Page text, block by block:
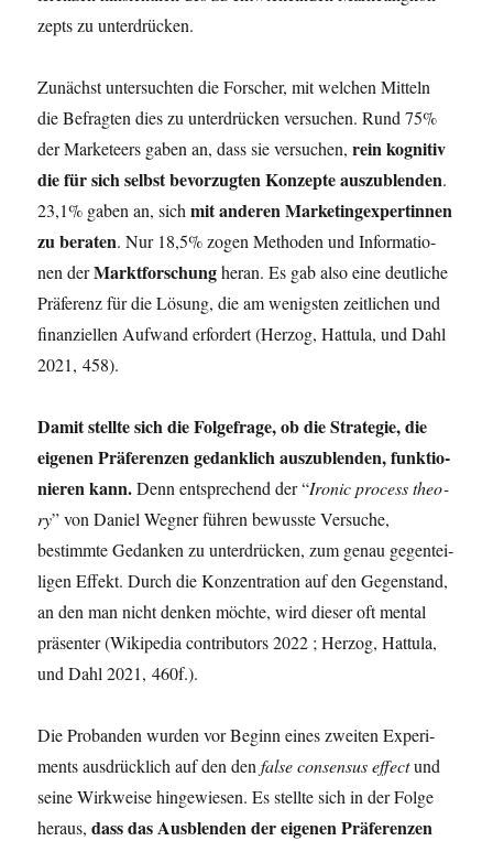
zepts zu unterdrücken.
Zunächst unter­such­ten die For­scher, mit wel­chen Mit­teln
die Befrag­ten dies zu unter­drü­cken ver­su­chen. Rund 75%
der Mar­ke­teers gaben an, dass sie ver­su­chen,rein kogni­tiv
die für sich selbst bevor­zug­ten Kon­zep­te aus­zu­blen­den.
23,1% gaben an, sichmit ande­ren Mar­ke­ting­ex­per­tin­nen
zu bera­ten. Nur 18,5% zogen Metho­den und Infor­ma­tio­
nen derMarkt­for­schungher­an. Es gab also eine deut­li­che
Prä­fe­renz für die Lösung, die am wenigs­ten zeit­li­chen und
finan­zi­el­len Auf­wand erfor­dert (Her­zog, Hat­tu­la, und Dahl
2021, 458).
Damit stell­te sich die Fol­ge­fra­ge, ob die Stra­te­gie, die
eige­nen Prä­fe­ren­zen gedank­lich aus­zu­blen­den, funk­tio­
nie­ren kann.Denn ent­spre­chend der “Iro­nic pro­cess theo­
ry” von Dani­el Weg­ner füh­ren bewuss­te Ver­su­che,
bestimm­te Gedan­ken zu unter­drü­cken, zum genau gegen­tei­
li­gen Effekt. Durch die Kon­zen­tra­ti­on auf den Gegen­stand,
an den man nicht den­ken möch­te, wird die­ser oft men­tal
prä­sen­ter (Wiki­pe­dia con­tri­bu­tors 2022 ; Her­zog, Hat­tu­la,
und Dahl 2021, 460f.).
Die Pro­ban­den wur­den vor Beginn eines zwei­ten Expe­ri­
ments aus­drück­lich auf den den fal­se con­sen­sus effectund
sei­ne Wirk­wei­se hin­ge­wie­sen. Es stell­te sich in der Fol­ge
her­aus,dass das Aus­blen­den der eige­nen Prä­fe­ren­zen